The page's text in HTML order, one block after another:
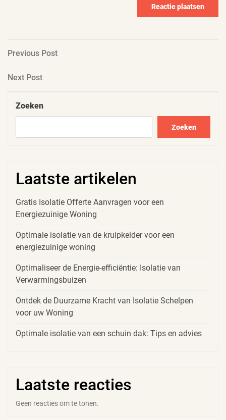
Berichtnavigatie
Previous
Previous Post
Next
Next Post
Zoeken
Zoeken
Laatste artikelen
Gratis Isolatie Offerte Aanvragen voor een
Energiezuinige Woning
Optimale isolatie van de kruipkelder voor een
energiezuinige woning
Optimaliseer de Energie-efficiëntie: Isolatie van
Verwarmingsbuizen
Ontdek de Duurzame Kracht van Isolatie Schelpen
voor uw Woning
Optimale isolatie van een schuin dak: Tips en advies
Laatste reacties
Geen reacties om te tonen.